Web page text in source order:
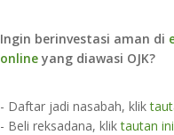
Ingin berinvestasi aman di
online yang diawasi OJK?
- Daftar jadi nasabah, klik
- Beli reksadana, kliktautan ini